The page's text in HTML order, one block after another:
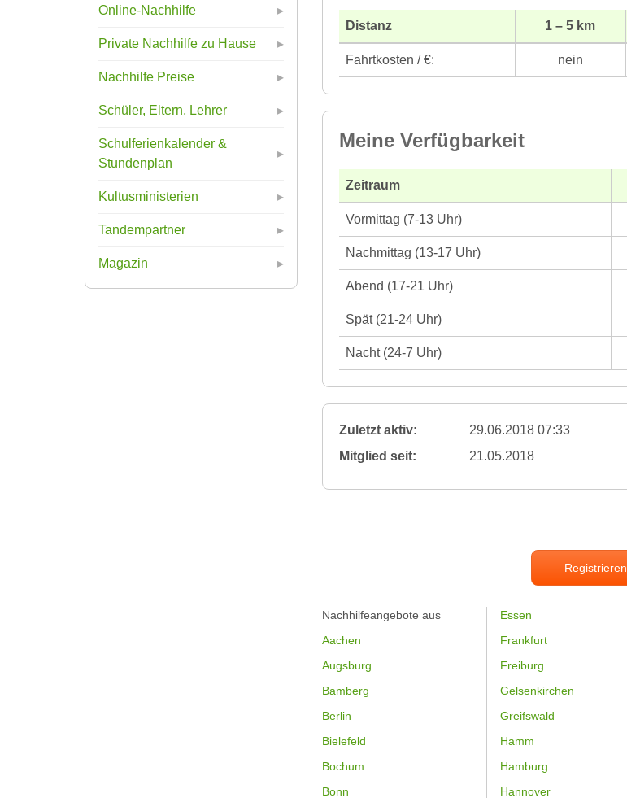
Online-Nachhilfe
Private Nachhilfe zu Hause
Nachhilfe Preise
Schüler, Eltern, Lehrer
Schulferienkalender &
Stundenplan
Kultusministerien
Tandempartner
Magazin
Distanz 1 – 5 km
Fahrtkosten / €: nein
Meine Verfügbarkeit
Zeitraum
Vormittag (7-13 Uhr)
Nachmittag (13-17 Uhr)
Abend (17-21 Uhr)
Spät (21-24 Uhr)
Nacht (24-7 Uhr)
Zuletzt aktiv: 29.06.2018 07:33
Mitglied seit:
21.05.2018
Registrieren
Nachhilfeangebote aus
Aachen
Augsburg
Bamberg
Berlin
Bielefeld
Bochum
Bonn
Essen
Frankfurt
Freiburg
Gelsenkirchen
Greifswald
Hamm
Hamburg
Hannover